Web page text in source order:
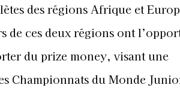
des régions Afrique et
de ces deux régions ont
du prize money, visant une
Championnats du Monde